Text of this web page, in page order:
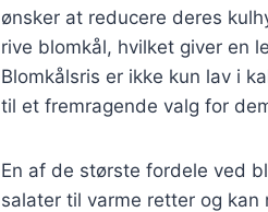
ønsker at reducere deres
rive blomkål, hvilket giver en
Blomkålsris er ikke kun lav i
til et fremragende valg for
En af de største fordele ved
salater til varme retter og